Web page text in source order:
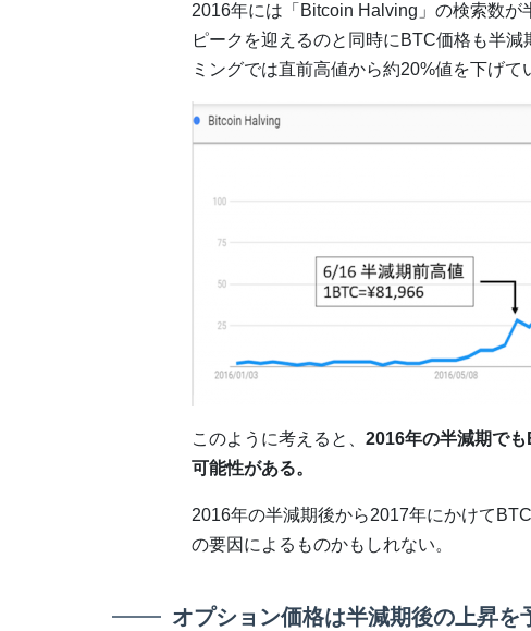
2016年には「Bitcoin Halving」の検索数
ピークを迎えるのと同時にBTC価格も半
ミングでは直前高値から約20%値を下げて
このように考えると、 2016年の半減期で
可能性がある。
2016年の半減期後から2017年にかけて
の要因によるものかもしれない。
オプション価格は半減期後の上昇を